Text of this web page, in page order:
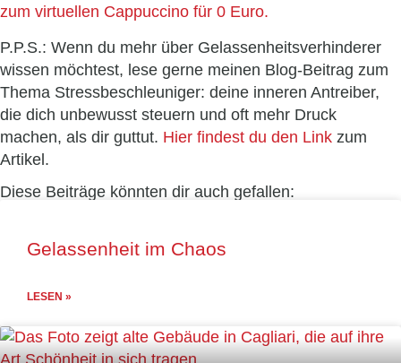
zum virtuellen Cappuccino für 0 Euro.
P.P.S.: Wenn du mehr über Gelassenheitsverhinderer
wissen möchtest, lese gerne meinen Blog-Beitrag zum
Thema Stressbeschleuniger: deine inneren Antreiber,
die dich unbewusst steuern und oft mehr Druck
machen, als dir guttut. Hier findest du den Link zum
Artikel.
Diese Beiträge könnten dir auch gefallen:
Gelassenheit im Chaos
LESEN »